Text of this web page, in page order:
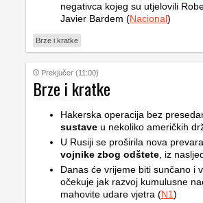
negativca kojeg su utjelovili
Javier Bardem (Nacional)
Brze i kratke
Prekjučer (11:00)
Brze i kratke
Hakerska operacija bez
sustave u nekoliko američkih
U Rusiji se proširila nova prevara,
vojnike zbog odštete , iz
Danas će vrijeme biti sunčano i
očekuje jak razvoj kumulusne
mahovite udare vjetra (N1)